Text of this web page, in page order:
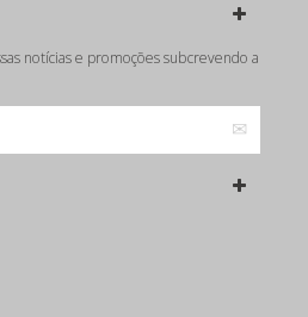
notícias e promoções subcrevendo a